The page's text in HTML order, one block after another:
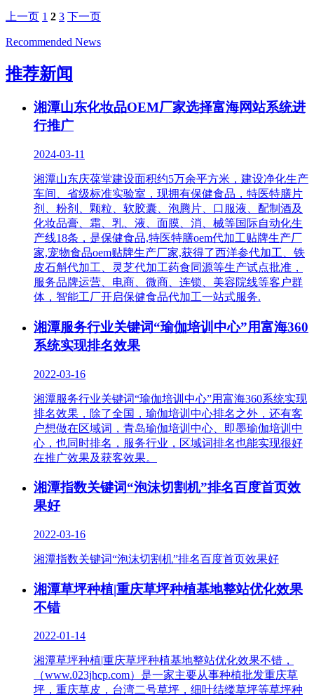
上一页 1 2 3 下一页
Recommended News
推荐新闻
湘潭山东化妆品OEM厂家选择富海网站系统进
行推广
2024-03-11
湘潭山东庆葆堂建设面积约5万余平方米，建设净化生产
车间、省级标准实验室，现拥有保健食品，特医特膳片
剂、粉剂、颗粒、软胶囊、泡腾片、口服液、配制酒及
化妆品膏、霜、乳、液、面膜、消、械等国际自动化生
产线18条，是保健食品,特医特膳oem代加工贴牌生产厂
家,宠物食品oem贴牌生产厂家,获得了西洋参代加工、铁
皮石斛代加工、灵芝代加工药食同源等生产试点批准，
服务品牌运营、电商、微商、连锁、美容院线等客户群
体，智能工厂开启保健食品代加工一站式服务.
湘潭服务行业关键词“瑜伽培训中心”用富海360
系统实现排名效果
2022-03-16
湘潭服务行业关键词“瑜伽培训中心”用富海360系统实现
排名效果，除了全国，瑜伽培训中心排名之外，还有客
户想做在区域词，青岛瑜伽培训中心、​即墨瑜伽培训中
心，​也同时排名，服务行业，区域词排名也能实现很好
在推广效果及获客效果。
湘潭指数关键词“泡沫切割机”排名百度首页效
果好
2022-03-16
湘潭指数关键词“泡沫切割机”排名百度首页效果好
湘潭草坪种植|重庆草坪种植基地整站优化效果
不错
2022-01-14
湘潭草坪种植|重庆草坪种植基地整站优化效果不错，
（www.023jhcp.com）是一家主要从事种植批发重庆草
坪，重庆草皮，台湾二号草坪，细叶结缕草坪等草坪种